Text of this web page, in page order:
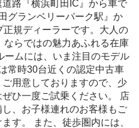
路『横浜町田IC』から車で
グランベリーパーク駅』か
規ディーラーです。大人の
ならではの魅力あふれる在庫
ームには、いま注目のモデル
常時30台近くの認定中古車
用意しておりますので、少
ひ一度ご試乗ください。 店
、お子様連れのお客様もご
す。 また、徒歩圏内には、